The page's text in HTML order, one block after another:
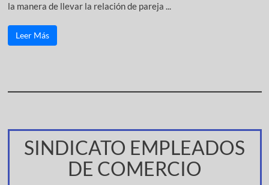
la manera de llevar la relación de pareja ...
Leer Más
SINDICATO EMPLEADOS
DE COMERCIO